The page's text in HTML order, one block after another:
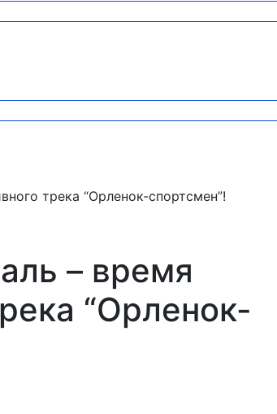
трека “Орленок-спортсмен”!
– время
“Орленок-